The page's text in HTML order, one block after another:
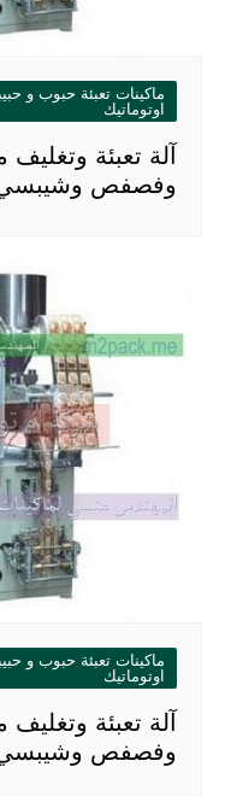
ماكينات تعبئة حبوب و
اوتوماتيك
آلة تعبئة
وفصفص وشيبسي
ماكينات تعبئة حبوب و
اوتوماتيك
آلة تعبئة
وفصفص